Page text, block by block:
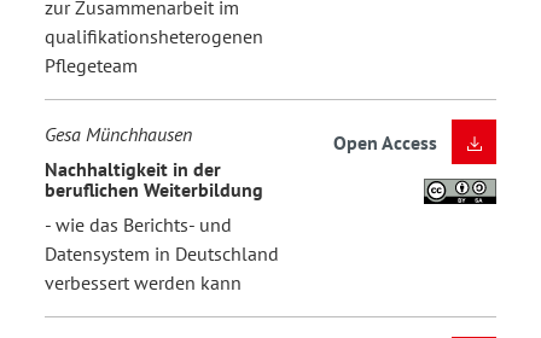
zur Zusammenarbeit im
qualifikationsheterogenen
Pflegeteam
Gesa Münchhausen
Nachhaltigkeit in der
beruflichen Weiterbildung
- wie das Berichts- und
Datensystem in Deutschland
verbessert werden kann
Open Access